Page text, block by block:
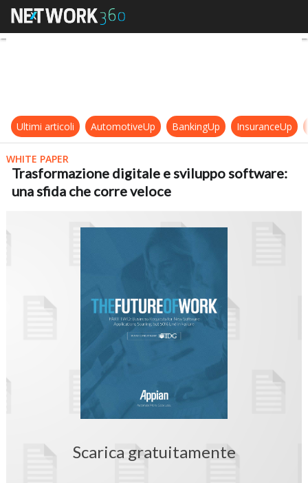
Trasformazione digitale e
Ultimi articoli AutomotiveUp BankingUp InsuranceUp
WHITE PAPER
Trasformazione digitale e sviluppo software:
una sfida che corre veloce
Scarica gratuitamente